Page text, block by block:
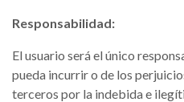
Responsabilidad:
El usuario será el único
pueda incurrir o de los
terceros por la indebida e